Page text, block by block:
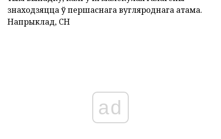
знаходзяцца ў першаснага вугляроднага атама.
Напрыклад, CH
ad